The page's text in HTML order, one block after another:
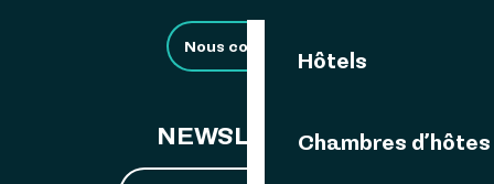
Hôtels
Chambres d’hôtes
Nous contacter
NEWSLETTER